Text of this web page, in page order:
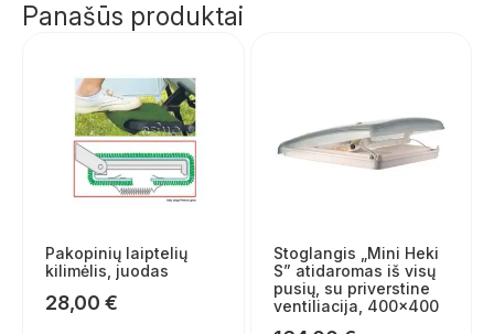
Panašūs produktai
Pakopinių laiptelių
kilimėlis, juodas
28,00 €
Stoglangis „Mini Heki
S” atidaromas iš visų
pusių, su priverstine
ventiliacija, 400×400